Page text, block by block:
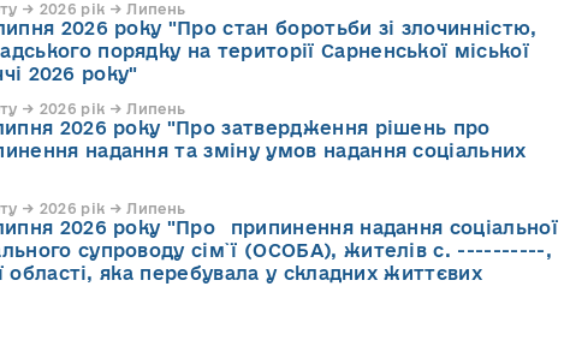
→ 2026 рік → Липень
2026 року "Про стан боротьби зі злочинністю,
порядку на території Сарненської міської
2026 року"
→ 2026 рік → Липень
2026 року "Про затвердження рішень про
надання та зміну умов надання соціальних
→ 2026 рік → Липень
2026 року "Про припинення надання соціальної
супроводу cім`ї (ОСОБА), жителів с. ----------,
області, яка перебувала у складних життєвих